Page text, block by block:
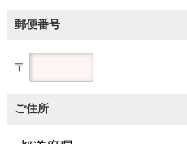
郵便番号
〒
ご住所